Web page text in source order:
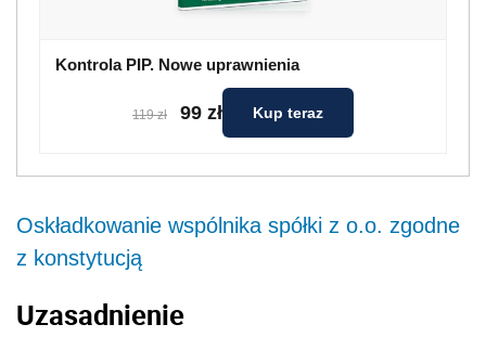
Kontrola PIP. Nowe uprawnienia
119 zł 99 zł Kup teraz
Oskładkowanie wspólnika spółki z o.o. zgodne
z konstytucją
Uzasadnienie